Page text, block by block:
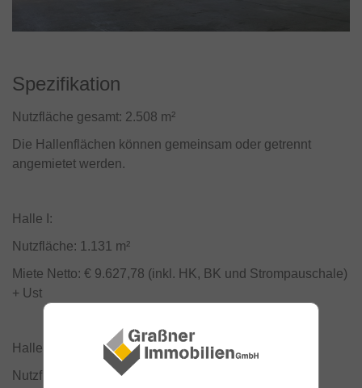
Spezifikation
Nutzfläche gesamt: 2.508 m²
Die Hallenflächen können gemeinsam oder getrennt
angemietet werden.
Halle I:
Nutzfläche: 1.131 m²
Miete Netto: € 9.627,78 (inkl. HK, BK und Strompauschale)
+ Ust
Halle II:
Nutzfläche: 1.377 m²